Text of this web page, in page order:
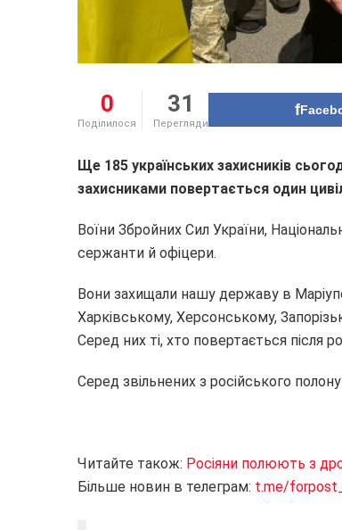
0
Поділилося
31
Перегляди
Ще 185 українських захисників
захисниками повертається один
Воїни Збройних Сил України,
сержанти й офіцери.
Вони захищали нашу державу в
Харківському, Херсонському,
Серед них ті, хто повертається після
Серед звільнених з російського полону
Читайте також: Росіяни полюють з
Більше новин в телеграм: t.me/